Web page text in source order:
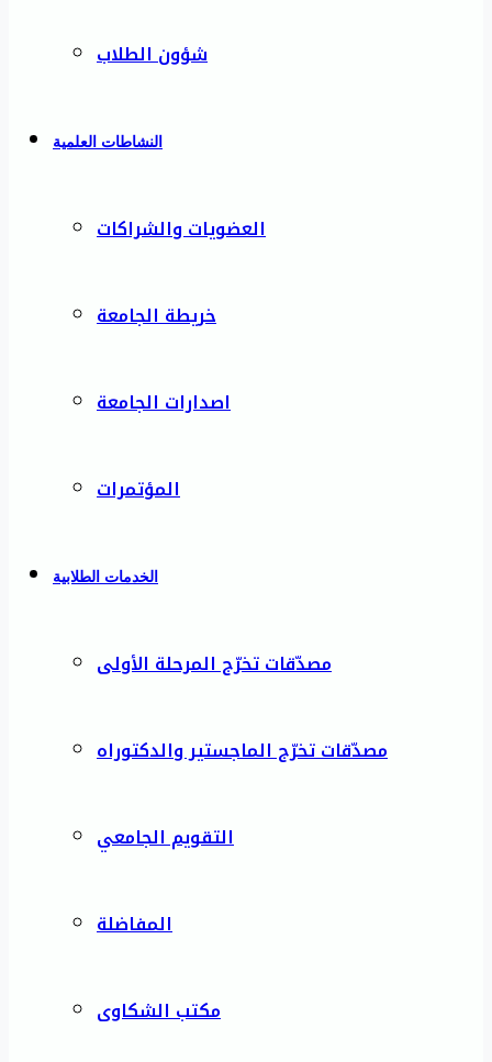
شؤون الطلاب
النشاطات العلمية
العضويات والشراكات
خريطة الجامعة
اصدارات الجامعة
المؤتمرات
الخدمات الطلابية
مصدّقات تخرّج المرحلة الأولى
مصدّقات تخرّج الماجستير والدكتوراه
التقويم الجامعي
المفاضلة
مكتب الشكاوى